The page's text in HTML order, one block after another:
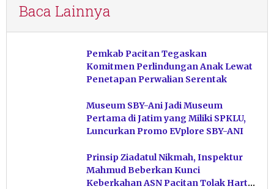
Baca Lainnya
Pemkab Pacitan Tegaskan
Komitmen Perlindungan Anak Lewat
Penetapan Perwalian Serentak
Museum SBY-Ani Jadi Museum
Pertama di Jatim yang Miliki SPKLU,
Luncurkan Promo EVplore SBY-ANI
Prinsip Ziadatul Nikmah, Inspektur
Mahmud Beberkan Kunci
Keberkahan ASN Pacitan Tolak Harta